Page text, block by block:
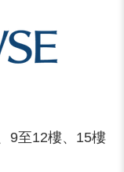
9至12樓、15樓